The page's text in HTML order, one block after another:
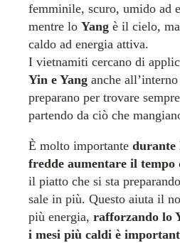
femminile, scuro, umido ad
mentre lo Yang è il cielo,
caldo ad energia attiva.
I vietnamiti cercano di
Yin e Yang anche
preparano per trovare
partendo da ciò che
È molto importante durante
fredde aumentare il
il piatto che si sta
sale in più. Questo aiuta il
più energia, rafforzando lo
i mesi più caldi è